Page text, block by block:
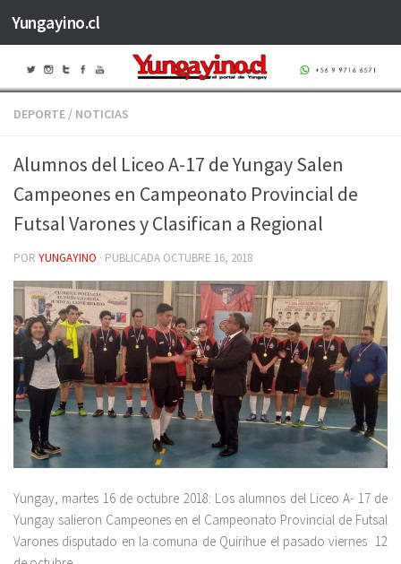
Saltar al contenido
Yungayino.cl
DEPORTE / NOTICIAS
Alumnos del Liceo A-17 de Yungay Salen
Campeones en Campeonato Provincial de
Futsal Varones y Clasifican a Regional
POR YUNGAYINO · PUBLICADA OCTUBRE 16, 2018
Yungay, martes 16 de octubre 2018: Los alumnos del Liceo A- 17 de
Yungay salieron Campeones en el Campeonato Provincial de Futsal
Varones disputado en la comuna de Quirihue el pasado viernes 12